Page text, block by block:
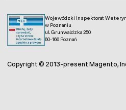
Wojewódzki Inspektorat
w Poznaniu
ul. Grunwaldzka 250
60-166 Poznań
Copyright © 2013-present Magento,